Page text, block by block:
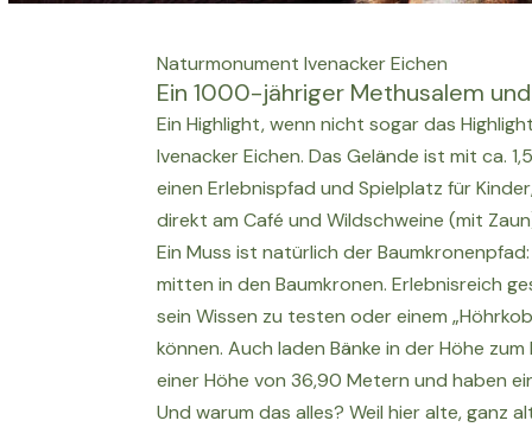
Naturmonument Ivenacker Eichen
Ein 1000-jähriger Methusalem
Ein Highlight, wenn nicht sogar das
Ivenacker Eichen. Das Gelände ist mit ca.
einen Erlebnispfad und Spielplatz für
direkt am Café und Wildschweine (mit
Ein Muss ist natürlich der
mitten in den Baumkronen. Erlebnisreich
sein Wissen zu testen oder einem
können. Auch laden Bänke in der Höhe
einer Höhe von 36,90 Metern und haben
Und warum das alles? Weil hier alte, ganz